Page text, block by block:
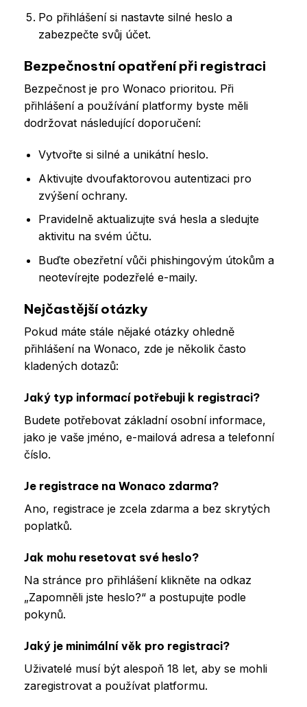
Po přihlášení si nastavte silné heslo a
zabezpečte svůj účet.
Bezpečnostní opatření při registraci
Bezpečnost je pro Wonaco prioritou. Při
přihlášení a používání platformy byste měli
dodržovat následující doporučení:
Vytvořte si silné a unikátní heslo.
Aktivujte dvoufaktorovou autentizaci pro
zvýšení ochrany.
Pravidelně aktualizujte svá hesla a sledujte
aktivitu na svém účtu.
Buďte obezřetní vůči phishingovým útokům a
neotevírejte podezřelé e-maily.
Nejčastější otázky
Pokud máte stále nějaké otázky ohledně
přihlášení na Wonaco, zde je několik často
kladených dotazů:
Jaký typ informací potřebuji k registraci?
Budete potřebovat základní osobní informace,
jako je vaše jméno, e-mailová adresa a telefonní
číslo.
Je registrace na Wonaco zdarma?
Ano, registrace je zcela zdarma a bez skrytých
poplatků.
Jak mohu resetovat své heslo?
Na stránce pro přihlášení klikněte na odkaz
„Zapomněli jste heslo?“ a postupujte podle
pokynů.
Jaký je minimální věk pro registraci?
Uživatelé musí být alespoň 18 let, aby se mohli
zaregistrovat a používat platformu.